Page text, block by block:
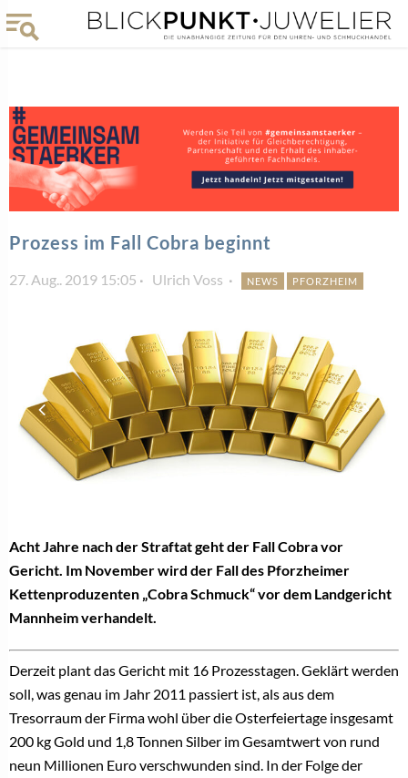
Prozess im Fall Cobra beginnt
27. Aug.. 2019 15:05 Ulrich Voss NEWS PFORZHEIM
Acht Jahre nach der Straftat geht der Fall Cobra vor
Gericht. Im November wird der Fall des Pforzheimer
Kettenproduzenten „Cobra Schmuck“ vor dem Landgericht
Mannheim verhandelt.
Derzeit plant das Gericht mit 16 Prozesstagen. Geklärt werden
soll, was genau im Jahr 2011 passiert ist, als aus dem
Tresorraum der Firma wohl über die Osterfeiertage insgesamt
200 kg Gold und 1,8 Tonnen Silber im Gesamtwert von rund
neun Millionen Euro verschwunden sind. In der Folge der